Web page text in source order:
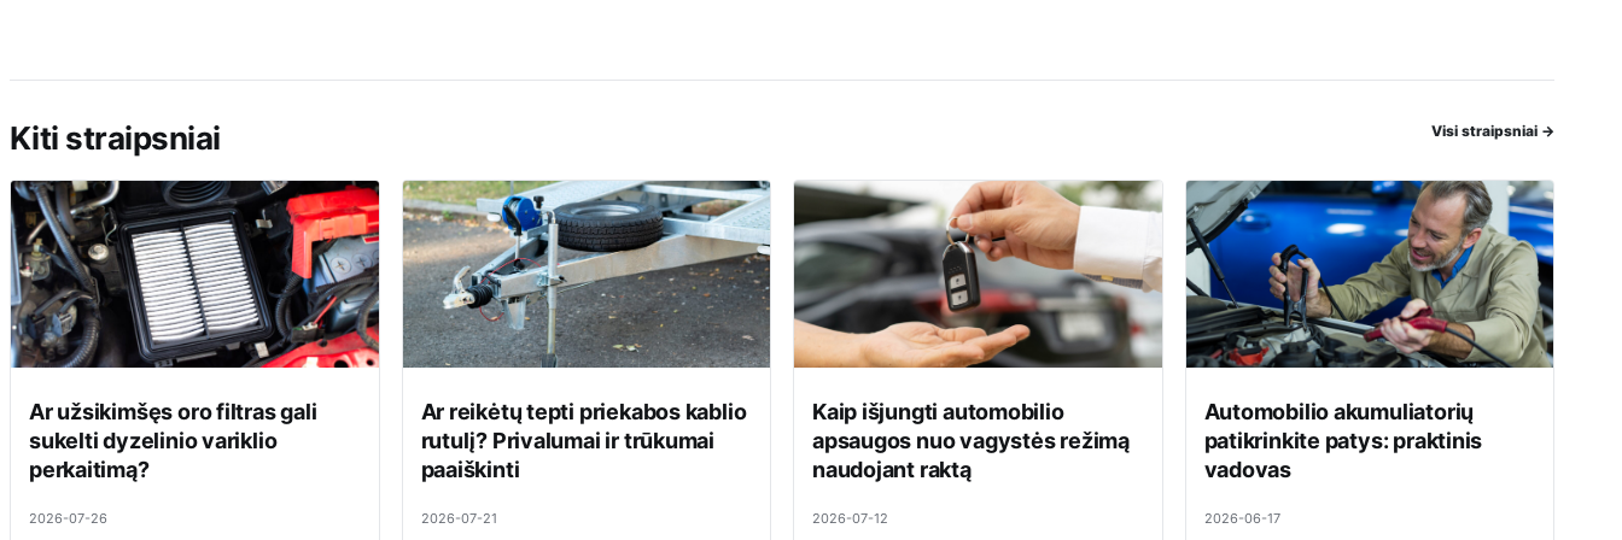
Kiti straipsniai Visi straipsniai →
Ar užsikimšęs oro filtras gali
sukelti dyzelinio variklio
perkaitimą?
2026-07-26
Ar reikėtų tepti priekabos kablio
rutulį? Privalumai ir trūkumai
paaiškinti
2026-07-21
Kaip išjungti automobilio
apsaugos nuo vagystės režimą
naudojant raktą
2026-07-12
Automobilio akumuliatorių
patikrinkite patys: praktinis
vadovas
2026-06-17